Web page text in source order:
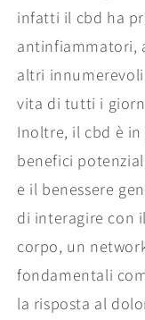
infatti il cbd ha
antinfiammatori,
altri
vita di tutti i
Inoltre, il cbd è
benefici
e il benessere
di interagire con
corpo, un
fondamentali
la risposta al